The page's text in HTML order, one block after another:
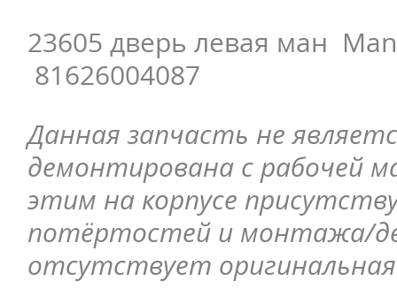
23605 дверь левая ман
81626004087
Данная запчасть не
демонтирована с рабочей
этим на корпусе
потёртостей и монтажа/
отсутствует оригинальная